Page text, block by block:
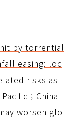
by torrential
easing: loc
risks as
； China
worsen glo